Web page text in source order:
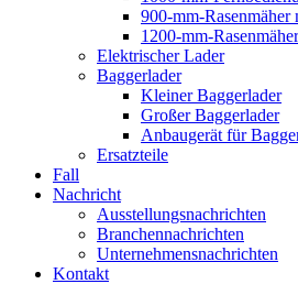
900-mm-Rasenmäher
1200-mm-
Elektrischer Lader
Baggerlader
Kleiner Baggerlader
Großer Baggerlader
Anbaugerät für
Ersatzteile
Fall
Nachricht
Ausstellungsnachrichten
Branchennachrichten
Unternehmensnachrichten
Kontakt